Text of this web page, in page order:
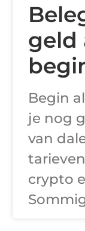
geld
Begin
je nog
van
crypto